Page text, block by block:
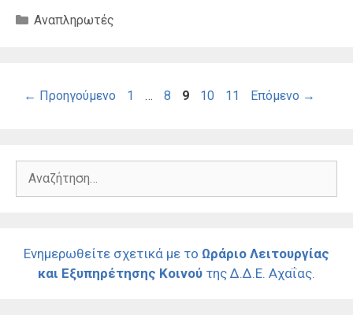
Κατηγορίες
Αναπληρωτές
← Προηγούμενο Σελίδα
1 … Σελίδα
8 Σελίδα
9 Σελίδα
10 Σελίδα
11 Επόμενο →
Αναζήτηση
Ενημερωθείτε σχετικά με το Ωράριο Λειτουργίας
και Εξυπηρέτησης Κοινού της Δ.Δ.Ε. Αχαΐας.